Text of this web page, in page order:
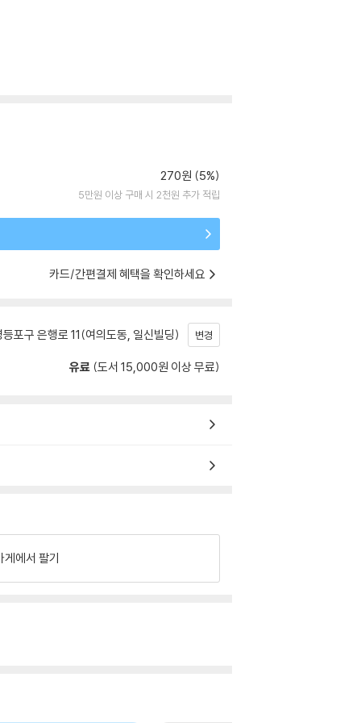
270원 (5%)
5만원 이상 구매 시 2천원 추가 적립
카드/간편결제 혜택을 확인하세요
포구 은행로 11(여의도동, 일신빌딩) 변경
유료 (도서 15,000원 이상 무료)
게에서 팔기